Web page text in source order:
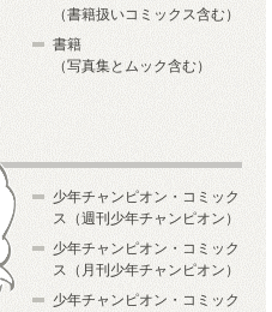
（書籍扱いコミックス含む）
書籍
（写真集とムック含む）
少年チャンピオン・コミック
ス（週刊少年チャンピオン）
少年チャンピオン・コミック
ス（月刊少年チャンピオン）
少年チャンピオン・コミック